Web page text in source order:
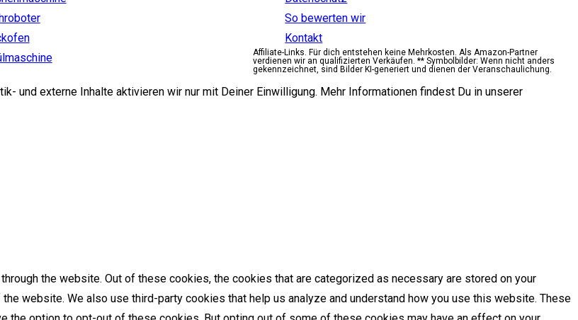
So bewerten wir
Kontakt
Affiliate-Links. Für dich entstehen keine Mehrkosten. Als Amazon-Partner
verdienen wir an qualifizierten Verkäufen. ** Symbolbilder: Wenn nicht anders
gekennzeichnet, sind Bilder KI-generiert und dienen der Veranschaulichung.
und externe Inhalte aktivieren wir nur mit Deiner Einwilligung. Mehr Informationen findest Du in unserer
the website. Out of these cookies, the cookies that are categorized as necessary are stored on your
website. We also use third-party cookies that help us analyze and understand how you use this website. These